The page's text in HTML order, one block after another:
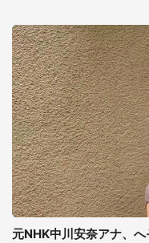
元NHK中川安奈アナ、